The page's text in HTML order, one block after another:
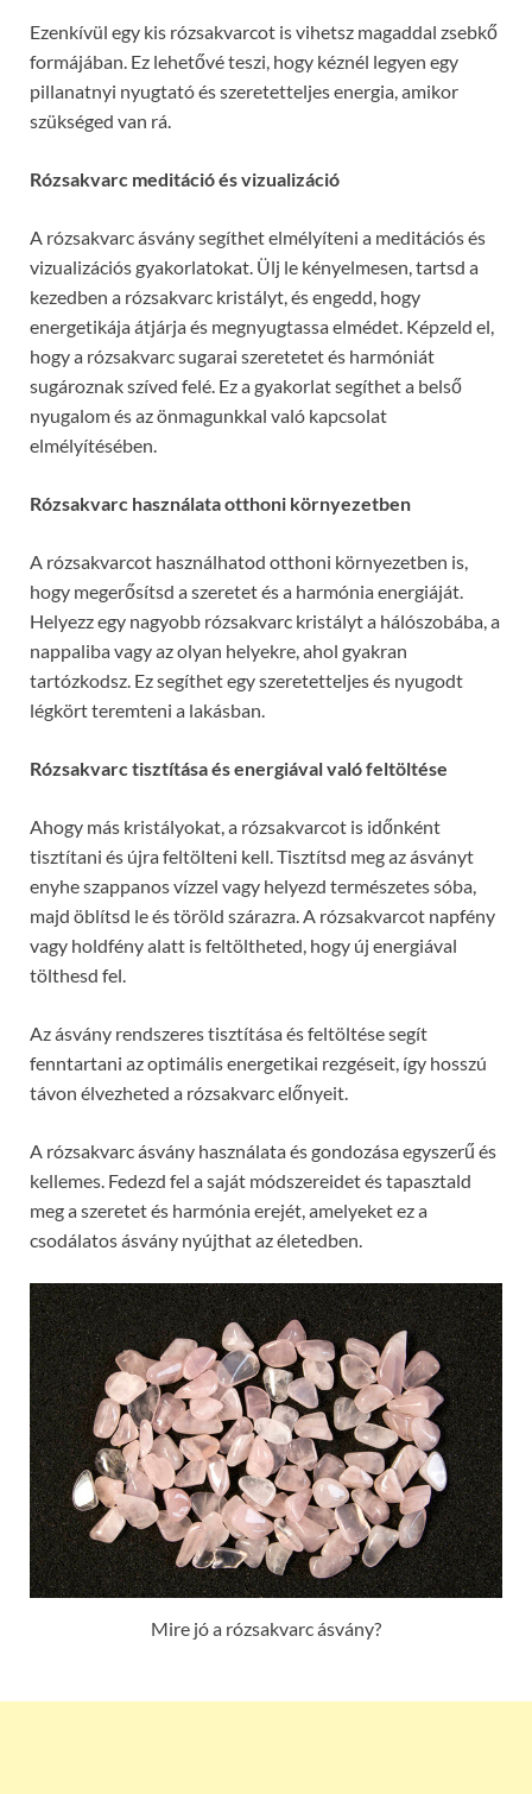
Ezenkívül egy kis rózsakvarcot is vihetsz magaddal zsebkő
formájában. Ez lehetővé teszi, hogy kéznél legyen egy
pillanatnyi nyugtató és szeretetteljes energia, amikor
szükséged van rá.
Rózsakvarc meditáció és vizualizáció
A rózsakvarc ásvány segíthet elmélyíteni a meditációs és
vizualizációs gyakorlatokat. Ülj le kényelmesen, tartsd a
kezedben a rózsakvarc kristályt, és engedd, hogy
energetikája átjárja és megnyugtassa elmédet. Képzeld el,
hogy a rózsakvarc sugarai szeretetet és harmóniát
sugároznak szíved felé. Ez a gyakorlat segíthet a belső
nyugalom és az önmagunkkal való kapcsolat
elmélyítésében.
Rózsakvarc használata otthoni környezetben
A rózsakvarcot használhatod otthoni környezetben is,
hogy megerősítsd a szeretet és a harmónia energiáját.
Helyezz egy nagyobb rózsakvarc kristályt a hálószobába, a
nappaliba vagy az olyan helyekre, ahol gyakran
tartózkodsz. Ez segíthet egy szeretetteljes és nyugodt
légkört teremteni a lakásban.
Rózsakvarc tisztítása és energiával való feltöltése
Ahogy más kristályokat, a rózsakvarcot is időnként
tisztítani és újra feltölteni kell. Tisztítsd meg az ásványt
enyhe szappanos vízzel vagy helyezd természetes sóba,
majd öblítsd le és töröld szárazra. A rózsakvarcot napfény
vagy holdfény alatt is feltöltheted, hogy új energiával
tölthesd fel.
Az ásvány rendszeres tisztítása és feltöltése segít
fenntartani az optimális energetikai rezgéseit, így hosszú
távon élvezheted a rózsakvarc előnyeit.
A rózsakvarc ásvány használata és gondozása egyszerű és
kellemes. Fedezd fel a saját módszereidet és tapasztald
meg a szeretet és harmónia erejét, amelyeket ez a
csodálatos ásvány nyújthat az életedben.
Mire jó a rózsakvarc ásvány?